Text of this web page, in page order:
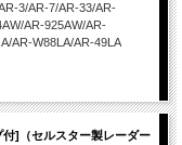
3/AR-7/AR-33/AR-
AR-925AW/AR-
AR-W88LA/AR-49LA
]（セルスター製レーダー